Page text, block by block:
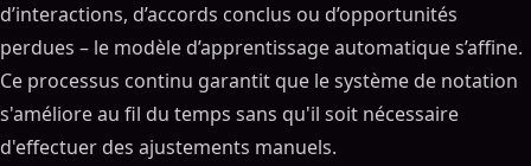
d’interactions, d’accords conclus ou d’opportunités
perdues – le modèle d’apprentissage automatique s’affine.
Ce processus continu garantit que le système de notation
s'améliore au fil du temps sans qu'il soit nécessaire
d'effectuer des ajustements manuels.